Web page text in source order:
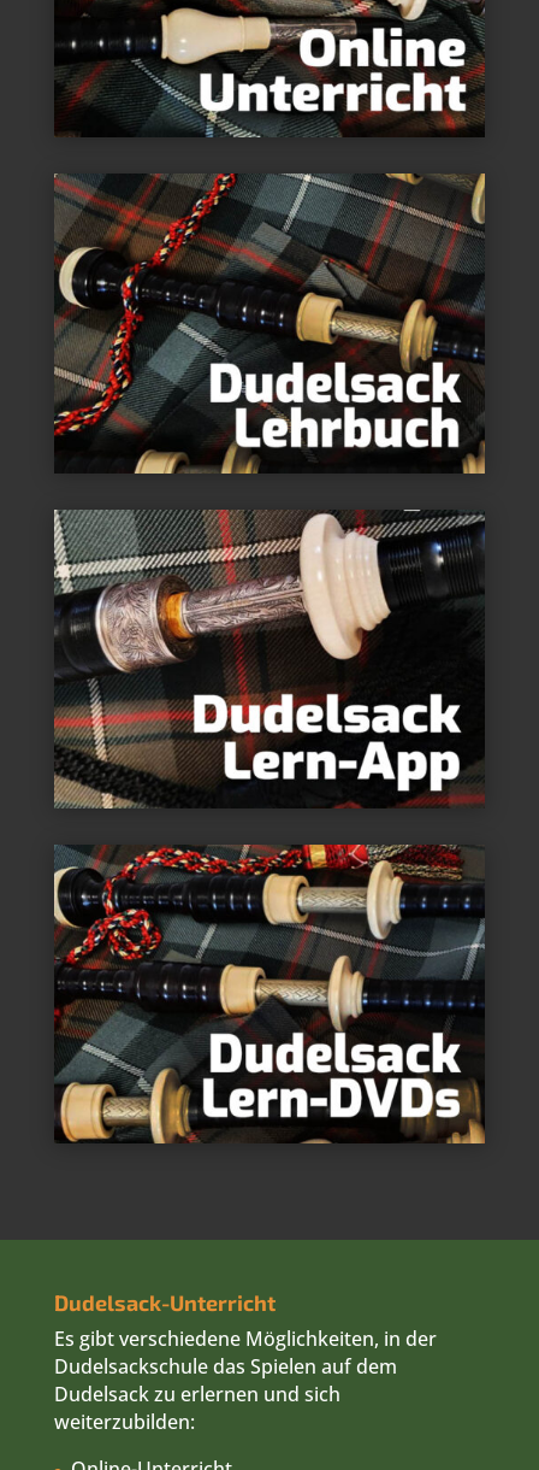
Dudelsack-Unterricht
Es gibt verschiedene Möglichkeiten, in der
Dudelsackschule das Spielen auf dem
Dudelsack zu erlernen und sich
weiterzubilden: